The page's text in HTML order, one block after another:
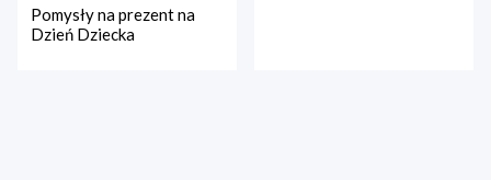
Pomysły na prezent na
Dzień Dziecka